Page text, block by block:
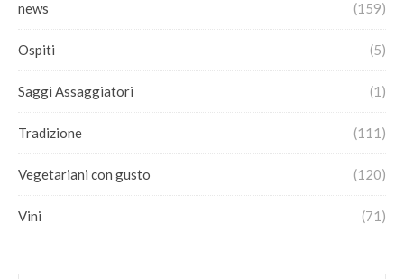
news (159)
Ospiti (5)
Saggi Assaggiatori (1)
Tradizione (111)
Vegetariani con gusto (120)
Vini (71)